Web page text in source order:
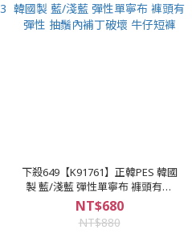
下殺649【K91761】正韓PES 韓國
製 藍/淺藍 彈性單寧布 褲頭有彈
性 抽鬚內補丁破壞 牛仔短褲
NT$680
NT$880